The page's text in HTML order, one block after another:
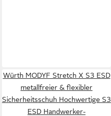
Würth MODYF Stretch X S3 ESD
metallfreier & flexibler
Sicherheitsschuh Hochwertige S3
ESD Handwerker-